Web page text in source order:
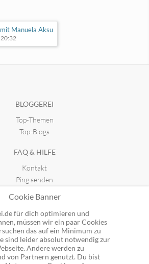
Manuela Aksu
BLOGGEREI
Top-Themen
Top-Blogs
FAQ & HILFE
Kontakt
Ping senden
GUTSCHEINE
Top-Gutscheine
Alle Shops
Cookie Banner
für dich optimieren und
müssen wir ein paar Cookies
das auf ein Minimum zu
sind leider absolut notwendig zur
Andere werden zu
von Partnern genutzt. Du bist